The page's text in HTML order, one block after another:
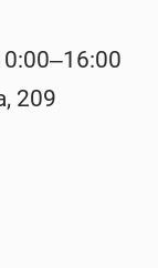
209